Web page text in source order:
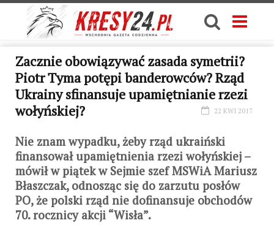
Zacznie obowiązywać zasada symetrii?
Piotr Tyma potępi banderowców? Rząd
Ukrainy sfinansuje upamiętnianie rzezi
wołyńskiej?
22 KWI 2017
Nie znam wypadku, żeby rząd ukraiński
finansował upamiętnienia rzezi wołyńskiej –
mówił w piątek w Sejmie szef MSWiA Mariusz
Błaszczak, odnosząc się do zarzutu posłów
PO, że polski rząd nie dofinansuje obchodów
70. rocznicy akcji “Wisła”.